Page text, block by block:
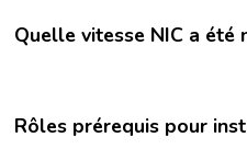
Quelle vitesse NIC a été
Rôles prérequis pour